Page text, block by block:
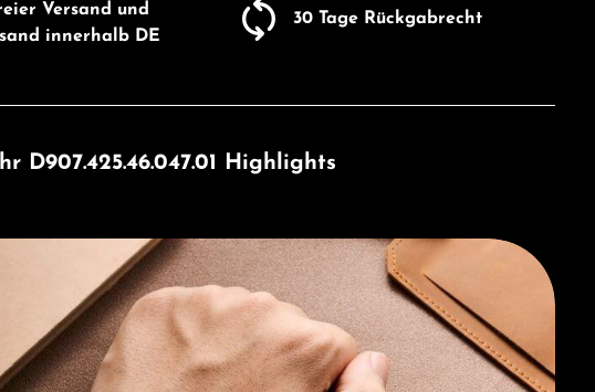
Versand und
innerhalb DE
30 Tage Rückgabrecht
D907.425.46.047.01 Highlights
Glashütte